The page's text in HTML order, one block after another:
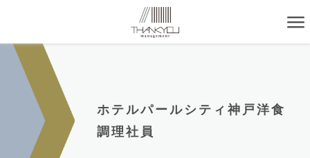
ホテルパールシティ神戸洋食
調理社員